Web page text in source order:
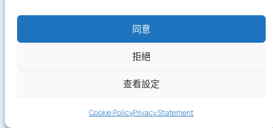
同意
拒絕
查看設定
Cookie PolicyPrivacy Statement
Copyright©2026 terakoyaCloud. All Rights Reserved.